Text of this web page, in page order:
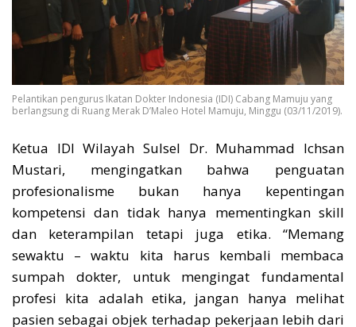
Pelantikan pengurus Ikatan Dokter Indonesia (IDI) Cabang Mamuju yang
berlangsung di Ruang Merak D’Maleo Hotel Mamuju, Minggu (03/11/2019).
Ketua IDI Wilayah Sulsel Dr. Muhammad Ichsan
Mustari, mengingatkan bahwa penguatan
profesionalisme bukan hanya kepentingan
kompetensi dan tidak hanya mementingkan skill
dan keterampilan tetapi juga etika. “Memang
sewaktu – waktu kita harus kembali membaca
sumpah dokter, untuk mengingat fundamental
profesi kita adalah etika, jangan hanya melihat
pasien sebagai objek terhadap pekerjaan lebih dari